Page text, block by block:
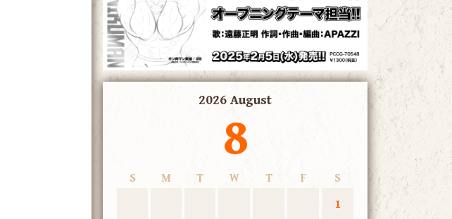
2026 August
8
S M T W T F
S
1